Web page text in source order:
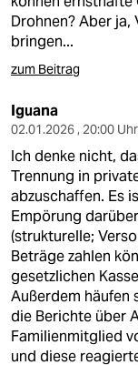
Drohnen? Aber
bringen...
zum Beitrag
Iguana
02.01.2026 , 20:00 Uhr
Ich denke nicht,
Trennung in
abzuschaffen. Es
Empörung
(strukturelle;
Beträge zahlen
gesetzlichen
Außerdem häufen
die Berichte über
Familienmitglied
und diese